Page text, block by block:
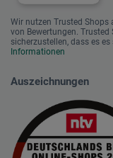
Wir nutzen Trusted
von Bewertungen.
sicherzustellen, dass es
Informationen
Auszeichnungen